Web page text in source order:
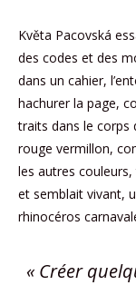
Květa Pacovská
des codes et des
dans un cahier,
hachurer la page,
traits dans le corps
rouge vermillon,
les autres
et semblait vivant,
rhinocéros
« Créer